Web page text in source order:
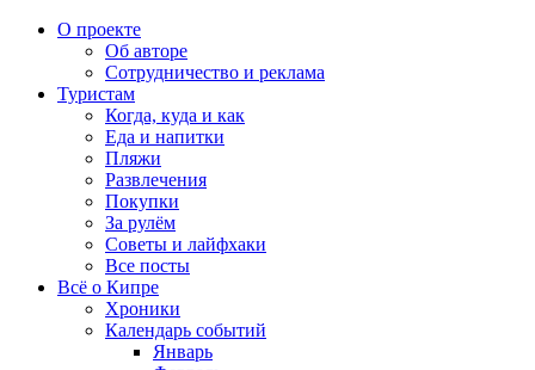
О проекте
Об авторе
Сотрудничество и реклама
Туристам
Когда, куда и как
Еда и напитки
Пляжи
Развлечения
Покупки
За рулём
Советы и лайфхаки
Все посты
Всё о Кипре
Хроники
Календарь событий
Январь